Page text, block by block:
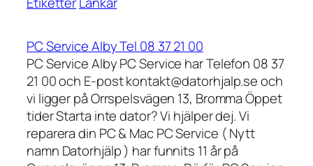
PC Service Alby Tel 08 37 21 00
PC Service Alby PC Service har Telefon 08 37
21 00 och E-post kontakt@datorhjalp.se och
vi ligger på Orrspelsvägen 13, Bromma Öppet
tider Starta inte dator? Vi hjälper dej. Vi
reparera din PC & Mac PC Service ( Nytt
namn Datorhjälp ) har funnits 11 år på